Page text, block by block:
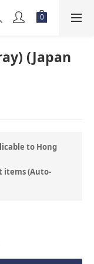
(Japan
to Hong
items (Auto-